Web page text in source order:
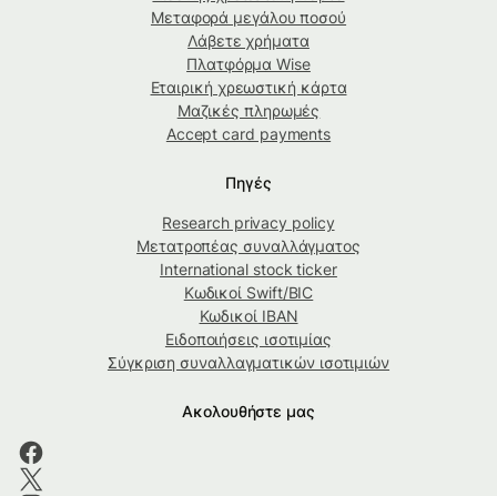
Μεταφορά μεγάλου ποσού
Λάβετε χρήματα
Πλατφόρμα Wise
Εταιρική χρεωστική κάρτα
Μαζικές πληρωμές
Accept card payments
Πηγές
Research privacy policy
Μετατροπέας συναλλάγματος
International stock ticker
Κωδικοί Swift/BIC
Κωδικοί IBAN
Ειδοποιήσεις ισοτιμίας
Σύγκριση συναλλαγματικών ισοτιμιών
Ακολουθήστε μας